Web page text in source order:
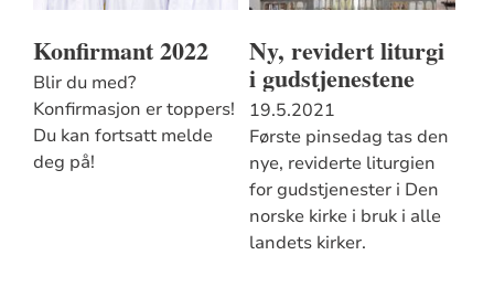
Konfirmant 2022
Blir du med?
Konfirmasjon er toppers!
Du kan fortsatt melde
deg på!
Ny, revidert liturgi
i gudstjenestene
19.5.2021
Første pinsedag tas den
nye, reviderte liturgien
for gudstjenester i Den
norske kirke i bruk i alle
landets kirker.